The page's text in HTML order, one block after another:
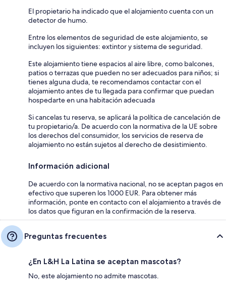
El propietario ha indicado que el alojamiento cuenta con un
detector de humo.
Entre los elementos de seguridad de este alojamiento, se
incluyen los siguientes: extintor y sistema de seguridad.
Este alojamiento tiene espacios al aire libre, como balcones,
patios o terrazas que pueden no ser adecuados para niños; si
tienes alguna duda, te recomendamos contactar con el
alojamiento antes de tu llegada para confirmar que puedan
hospedarte en una habitación adecuada
Si cancelas tu reserva, se aplicará la política de cancelación de
tu propietario/a. De acuerdo con la normativa de la UE sobre
los derechos del consumidor, los servicios de reserva de
alojamiento no están sujetos al derecho de desistimiento.
Información adicional
De acuerdo con la normativa nacional, no se aceptan pagos en
efectivo que superen los 1000 EUR. Para obtener más
información, ponte en contacto con el alojamiento a través de
los datos que figuran en la confirmación de la reserva.
Preguntas frecuentes
¿En L&H La Latina se aceptan mascotas?
No, este alojamiento no admite mascotas.